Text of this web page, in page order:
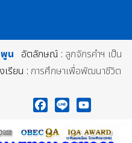
น อัตลักษณ์ : ลูกจักรคำฯ เป็น
เรียน : การศึกษาเพื่อพัฒนาชีวิต